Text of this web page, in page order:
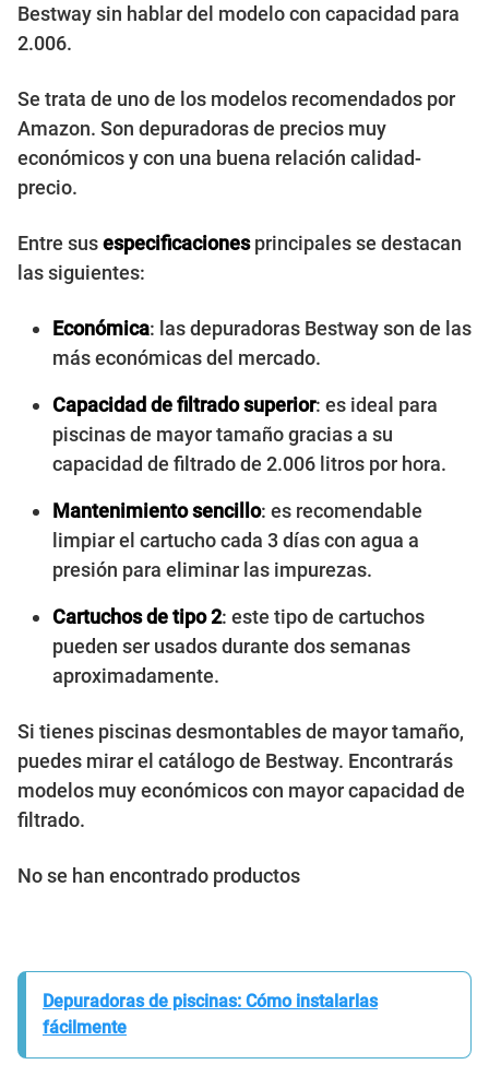
Bestway sin hablar del modelo con capacidad para
2.006.
Se trata de uno de los modelos recomendados por
Amazon. Son depuradoras de precios muy
económicos y con una buena relación calidad-
precio.
Entre susespecificacionesprincipales se destacan
las siguientes:
Económica: las depuradoras Bestway son de las
más económicas del mercado.
Capacidad de filtrado superior: es ideal para
piscinas de mayor tamaño gracias a su
capacidad de filtrado de 2.006 litros por hora.
Mantenimiento sencillo: es recomendable
limpiar el cartucho cada 3 días con agua a
presión para eliminar las impurezas.
Cartuchos de tipo 2: este tipo de cartuchos
pueden ser usados durante dos semanas
aproximadamente.
Si tienes piscinas desmontables de mayor tamaño,
puedes mirar el catálogo de Bestway. Encontrarás
modelos muy económicos con mayor capacidad de
filtrado.
No se han encontrado productos
Depuradoras de piscinas: Cómo instalarlas
fácilmente